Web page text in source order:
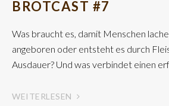
BROTCAST #7
Was braucht es, damit Menschen
angeboren oder entsteht es durch
Ausdauer? Und was verbindet einen
WEITERLESEN